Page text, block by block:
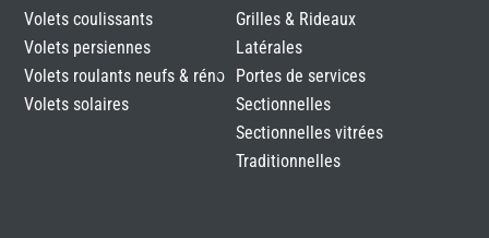
Volets coulissants
Volets persiennes
Volets roulants neufs & réno
Volets solaires
Grilles & Rideaux
Latérales
Portes de services
Sectionnelles
Sectionnelles vitrées
Traditionnelles